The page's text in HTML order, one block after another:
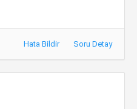
Hata Bildir Soru Detay